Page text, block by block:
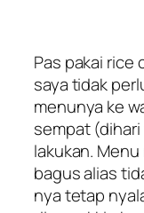
Pas pakai rice
saya tidak
menunya ke
sempat
lakukan.
bagus alias
nya tetap